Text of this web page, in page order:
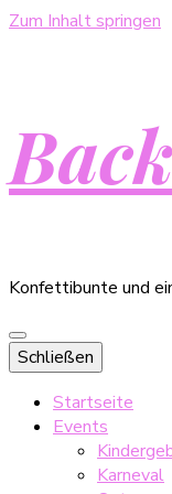
Zum Inhalt springen
Konfettibunte und
Schließen
Startseite
Events
Karneval